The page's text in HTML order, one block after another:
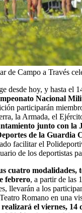
de Campo a Través
desde hoy, y hasta el
Nacional
participarán
la Armada, el
junto con la
de la Guardia
facilitar el
de los deportistas
cuatro modalidades,
febrero, a partir de las
llevarán a los
Romano en una
el viernes, 14